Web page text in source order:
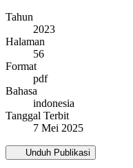
Tahun
2023
Halaman
56
Format
pdf
Bahasa
indonesia
Tanggal Terbit
7 Mei 2025
Unduh Publikasi